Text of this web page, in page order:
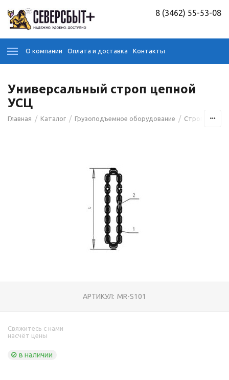
8 (3462) 55-53-08
О компании Оплата и доставка Контакты
Универсальный строп цепной
УСЦ
Главная / Каталог / Грузоподъемное оборудование / Стропы /
АРТИКУЛ: MR-S101
Свяжитесь с нами
насчёт цены
в наличии